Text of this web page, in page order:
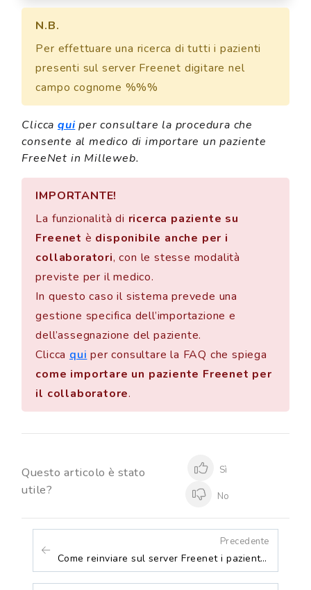
N.B.
Per effettuare una ricerca di tutti i pazienti
presenti sul server Freenet digitare nel
campo cognome %%%
Clicca quiper consultare la procedura che
consente al medico di importare un paziente
FreeNet in Milleweb.
IMPORTANTE!
La funzionalità di ricerca paziente su
Freenet è disponibile anche per i
collaboratori, con le stesse modalità
previste per il medico.
In questo caso il sistema prevede una
gestione specifica dell’importazione e
dell’assegnazione del paziente.
Clicca qui per consultare la FAQ che spiega
come importare un paziente Freenet per
il collaboratore.
Questo articolo è stato
utile?
Sì
No
Precedente
Come reinviare sul server Freenet i pazienti visitati in rete su Millewin